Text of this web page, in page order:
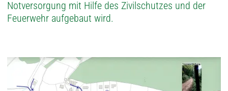
Notversorgung mit Hilfe des Zivilschutzes und der
Feuerwehr aufgebaut wird.